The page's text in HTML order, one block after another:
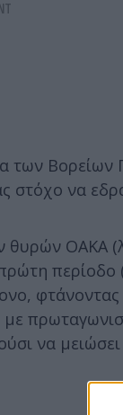
Βορείων
στόχο να
θυρών ΟΑΚΑ
φτάνοντας
με
να